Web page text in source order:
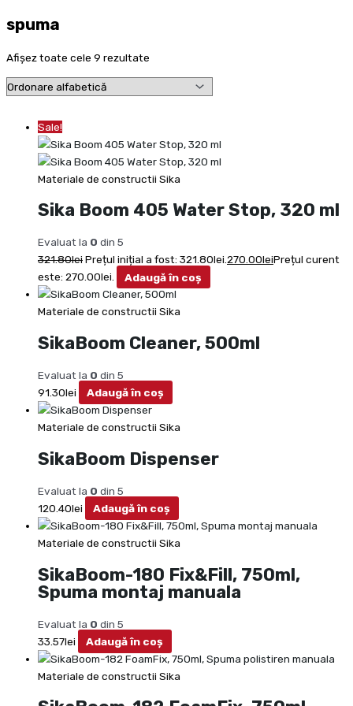
spuma
Afișez toate cele 9 rezultate
Sale!
Materiale de constructii Sika
Sika Boom 405 Water Stop, 320 ml
Evaluat la 0 din 5
321.80leiPrețul inițial a fost: 321.80lei.270.00leiPrețul curent
este: 270.00lei.
Adaugă în coș
Materiale de constructii Sika
SikaBoom Cleaner, 500ml
Evaluat la 0 din 5
91.30lei Adaugă în coș
Materiale de constructii Sika
SikaBoom Dispenser
Evaluat la 0 din 5
120.40lei Adaugă în coș
Materiale de constructii Sika
SikaBoom-180 Fix&Fill, 750ml,
Spuma montaj manuala
Evaluat la 0 din 5
33.57lei Adaugă în coș
Materiale de constructii Sika